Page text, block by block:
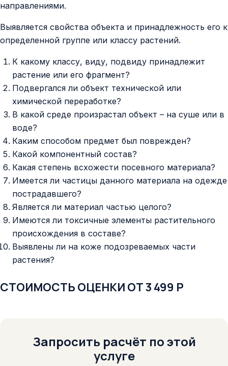
направлениями.
Выявляется свойства объекта и принадлежность его к
определенной группе или классу растений.
К какому классу, виду, подвиду принадлежит
растение или его фрагмент?
Подвергался ли объект технической или
химической переработке?
В какой среде произрастал объект – на суше или в
воде?
Каким способом предмет был поврежден?
Какой компонентный состав?
Какая степень всхожести посевного материала?
Имеется ли частицы данного материала на одежде
пострадавшего?
Является ли материал частью целого?
Имеются ли токсичные элементы растительного
происхождения в составе?
Выявлены ли на коже подозреваемых части
растения?
СТОИМОСТЬ ОЦЕНКИ ОТ 3 499 Р
Запросить расчёт по этой
услуге